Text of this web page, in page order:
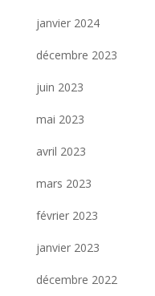
janvier 2024
décembre 2023
juin 2023
mai 2023
avril 2023
mars 2023
février 2023
janvier 2023
décembre 2022